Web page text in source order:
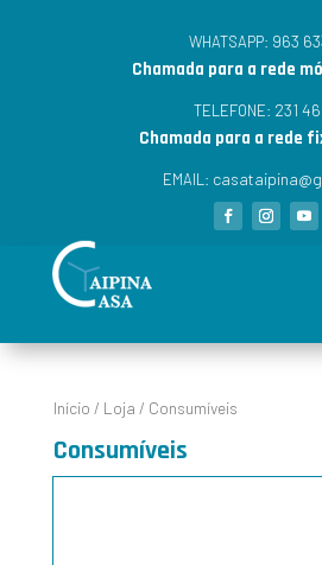
WHATSAPP: 963
Chamada para a rede
TELEFONE: 231
Chamada para a rede
EMAIL:
Início / Loja / Consumíveis
Consumíveis